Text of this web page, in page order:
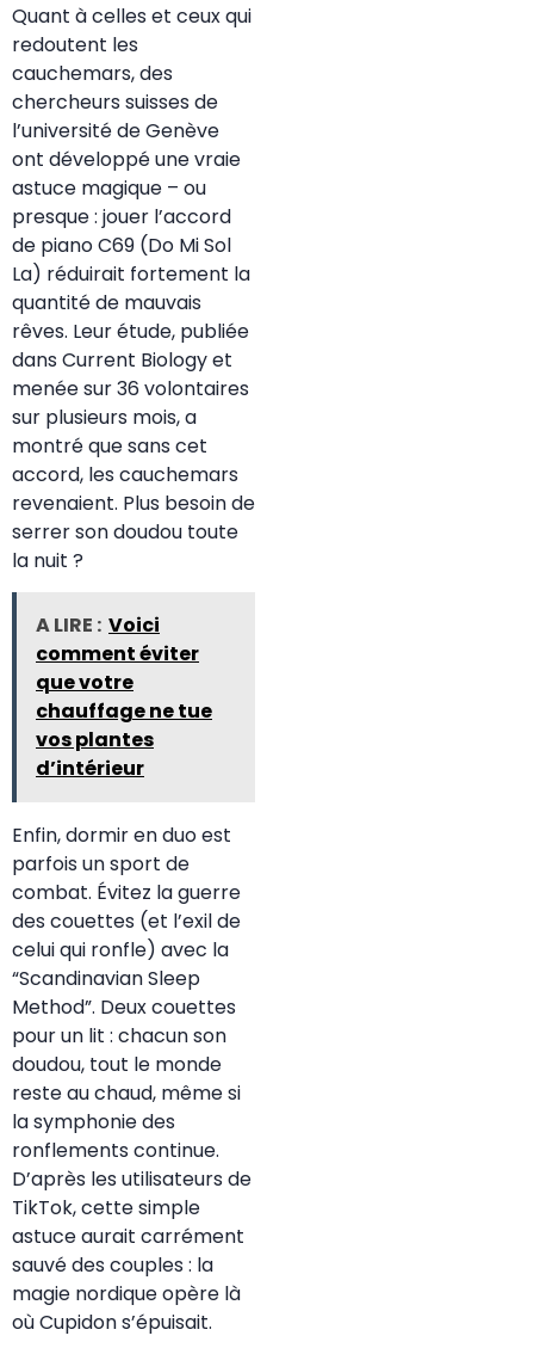
Quant à celles et ceux qui
redoutent les
cauchemars, des
chercheurs suisses de
l’université de Genève
ont développé une vraie
astuce magique – ou
presque : jouer l’accord
de piano C69 (Do Mi Sol
La) réduirait fortement la
quantité de mauvais
rêves. Leur étude, publiée
dans Current Biology et
menée sur 36 volontaires
sur plusieurs mois, a
montré que sans cet
accord, les cauchemars
revenaient. Plus besoin de
serrer son doudou toute
la nuit ?
A LIRE : Voici
comment éviter
que votre
chauffage ne tue
vos plantes
d’intérieur
Enfin, dormir en duo est
parfois un sport de
combat. Évitez la guerre
des couettes (et l’exil de
celui qui ronfle) avec la
“Scandinavian Sleep
Method”. Deux couettes
pour un lit : chacun son
doudou, tout le monde
reste au chaud, même si
la symphonie des
ronflements continue.
D’après les utilisateurs de
TikTok, cette simple
astuce aurait carrément
sauvé des couples : la
magie nordique opère là
où Cupidon s’épuisait.